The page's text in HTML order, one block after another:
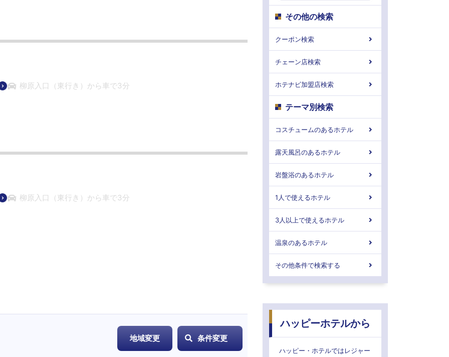
柳原入口（東行き）から車で3分
柳原入口（東行き）から車で3分
地域変更 条件変更
その他の検索
クーポン検索
チェーン店検索
ホテナビ加盟店検索
テーマ別検索
コスチュームのあるホテル
露天風呂のあるホテル
岩盤浴のあるホテル
1人で使えるホテル
3人以上で使えるホテル
温泉のあるホテル
その他条件で検索する
ハッピーホテルから
ハッピー・ホテルではレジャー